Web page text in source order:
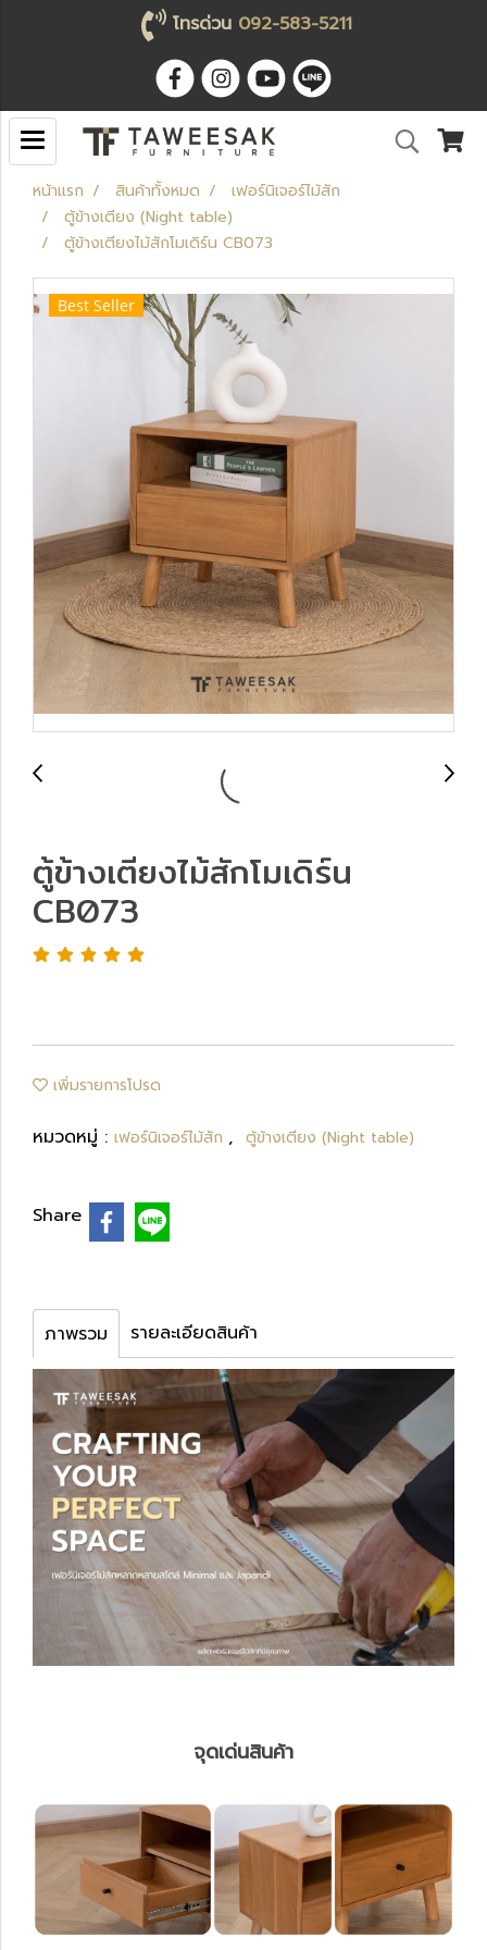
โทรด่วน 092-583-5211
หน้าแรก สินค้าทั้งหมด
เฟอร์นิเจอร์ไม้สัก
ตู้ข้างเตียง (Night table)
ตู้ข้างเตียงไม้สักโมเดิร์น CB073
Best Seller
ตู้ข้างเตียงไม้สักโมเดิร์น
CB073
เพิ่มรายการโปรด
หมวดหมู่ : เฟอร์นิเจอร์ไม้สัก , ตู้ข้างเตียง (Night table)
Share
ภาพรวม รายละเอียดสินค้า
จุดเด่นสินค้า